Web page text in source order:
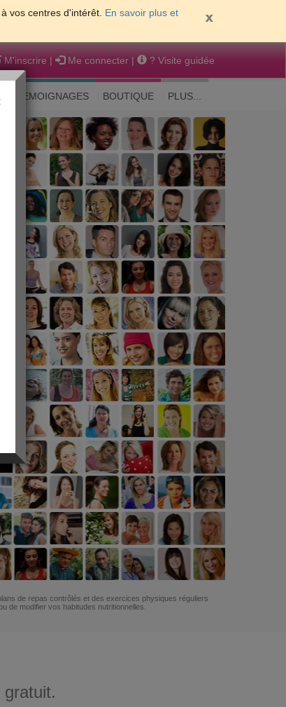
vos centres d'intérêt. En savoir plus et
M'inscrire | Me connecter | ? Visite guidée
TEMOIGNAGES BOUTIQUE PLUS...
de repas contrôlés et des exercices physiques réguliers
de modifier vos habitudes nutritionnelles.